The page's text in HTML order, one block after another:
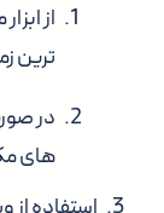
از
ترین
در
های